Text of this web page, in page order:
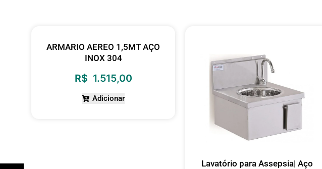
ARMARIO AEREO 1,5MT AÇO
INOX 304
R$ 1.515,00
Adicionar
Lavatório para Assepsia| Aço